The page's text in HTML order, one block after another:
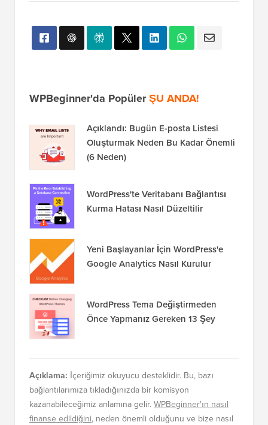
İçin Kullandığımız Kanıtlanmış Yöntemler
WordPress'te İletişim Formunu E-posta
Bu makaleyi beğendiyseniz, lütfen WordPress video
eğitimleri için
YouTube Kanalımıza
ayrıcaTwitter veFacebook'tada bulabilirsiniz.
WPBeginner'da PopülerŞU ANDA!
(6 Neden)
Kurma Hatası Nasıl Düzeltilir
Yeni Başlayanlar İçin WordPress'e
Google Analytics Nasıl Kurulur